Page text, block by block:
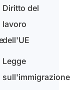
Diritto del
lavoro
dell'UE
Legge
sull'immigrazione